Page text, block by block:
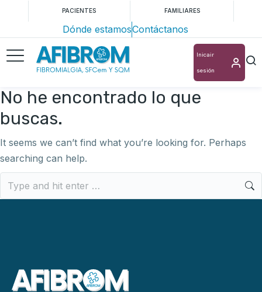
PACIENTES FAMILIARES
Dónde estamosContáctanos
Inicair
sesión
No he encontrado lo que
buscas.
It seems we can’t find what you’re looking for. Perhaps
searching can help.